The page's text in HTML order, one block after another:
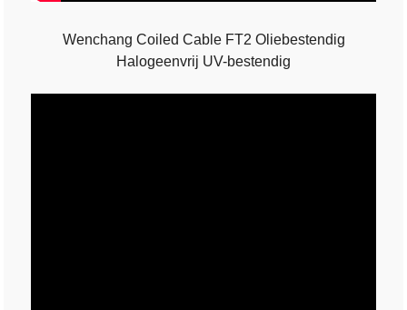
Wenchang Coiled Cable FT2 Oliebestendig
Halogeenvrij UV-bestendig